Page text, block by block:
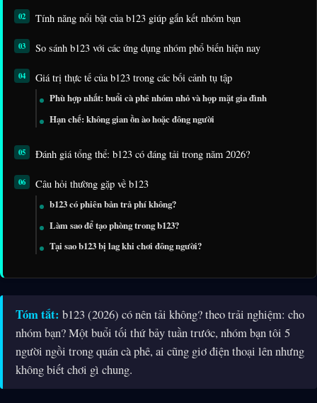
Tính năng nổi bật của b123 giúp gắn kết nhóm bạn
So sánh b123 với các ứng dụng nhóm phổ biến hiện nay
Giá trị thực tế của b123 trong các bối cảnh tụ tập
Phù hợp nhất: buổi cà phê nhóm nhỏ và họp mặt gia đình
Hạn chế: không gian ồn ào hoặc đông người
Đánh giá tổng thể: b123 có đáng tải trong năm 2026?
Câu hỏi thường gặp về b123
b123 có phiên bản trả phí không?
Làm sao để tạo phòng trong b123?
Tại sao b123 bị lag khi chơi đông người?
Tóm tắt: b123 (2026) có nên tải không? theo trải nghiệm: cho
nhóm bạn? Một buổi tối thứ bảy tuần trước, nhóm bạn tôi 5
người ngồi trong quán cà phê, ai cũng giơ điện thoại lên nhưng
không biết chơi gì chung.